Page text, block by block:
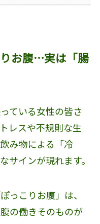
お腹…実は「腸
ている女性の皆さ
レスや不規則な生
み物による「冷
サインが現れます。
っこりお腹」は、
の働きそのものが